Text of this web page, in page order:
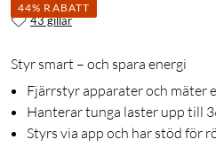
44% RABATT
43 gillar
Styr smart – och spara energi
Fjärrstyr apparater och mäter
Hanterar tunga laster upp till
Styrs via app och har stöd för